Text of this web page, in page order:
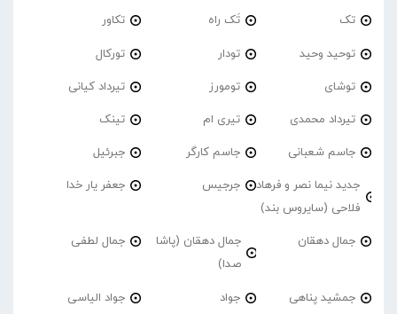
تک تَک راه تکاور
توحید وحید تودار تورکال
توشای تومورز تیرداد کیانی
تیرداد محمدی تیری ام تینک
جاسم شعبانی جاسم کارگر جبرئیل
جدید نیما نصر و فرهاد
فلاحی (سایروس بند)
جرجیس جعفر یار خدا
جمال دهقان
جمال دهقان (پاشا
صدا)
جمال لطفی
جمشید پناهی جواد جواد الیاسی